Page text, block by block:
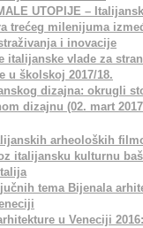
UTOPIJE –
trećeg milenijuma
i inovacije
italijanske vlade za
u školskoj 2017/18.
dizajna: okrugli
dizajnu (02. mart
arheoloških
italijansku kulturnu
tema Bijenala
u Veneciji